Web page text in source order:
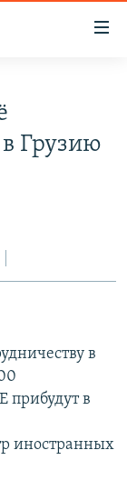
Грузию
в
прибудут в
иностранных